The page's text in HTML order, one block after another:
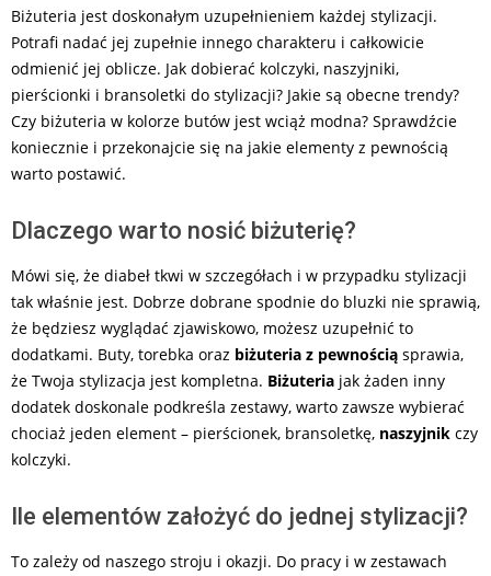
Biżuteria jest doskonałym uzupełnieniem każdej stylizacji.
Potrafi nadać jej zupełnie innego charakteru i całkowicie
odmienić jej oblicze. Jak dobierać kolczyki, naszyjniki,
pierścionki i bransoletki do stylizacji? Jakie są obecne trendy?
Czy biżuteria w kolorze butów jest wciąż modna? Sprawdźcie
koniecznie i przekonajcie się na jakie elementy z pewnością
warto postawić.
Dlaczego warto nosić biżuterię?
Mówi się, że diabeł tkwi w szczegółach i w przypadku stylizacji
tak właśnie jest. Dobrze dobrane spodnie do bluzki nie sprawią,
że będziesz wyglądać zjawiskowo, możesz uzupełnić to
dodatkami. Buty, torebka oraz biżuteria z pewnością sprawia,
że Twoja stylizacja jest kompletna. Biżuteria jak żaden inny
dodatek doskonale podkreśla zestawy, warto zawsze wybierać
chociaż jeden element – pierścionek, bransoletkę, naszyjnik czy
kolczyki.
Ile elementów założyć do jednej stylizacji?
To zależy od naszego stroju i okazji. Do pracy i w zestawach